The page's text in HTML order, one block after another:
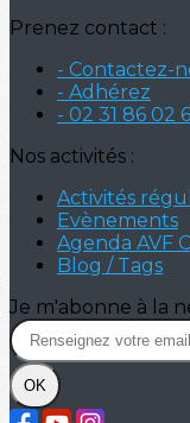
Prenez contact :
- Contactez-
- Adhérez
- 02 31 86 02
Nos activités :
Activités
Evènements
Agenda AVF
Blog / Tags
Je m'abonne à la
OK